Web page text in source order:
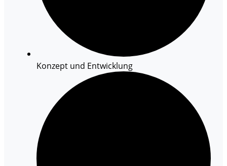
Konzept und Entwicklung